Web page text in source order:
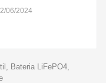
06/2024
Bateria LiFePO4,